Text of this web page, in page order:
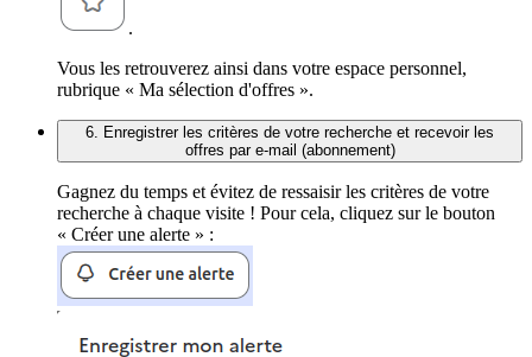
.
Vous les retrouverez ainsi dans votre espace personnel,
rubrique « Ma sélection d'offres ».
6. Enregistrer les critères de votre recherche et recevoir les
offres par e-mail (abonnement)
Gagnez du temps et évitez de ressaisir les critères de votre
recherche à chaque visite ! Pour cela, cliquez sur le bouton
« Créer une alerte » :